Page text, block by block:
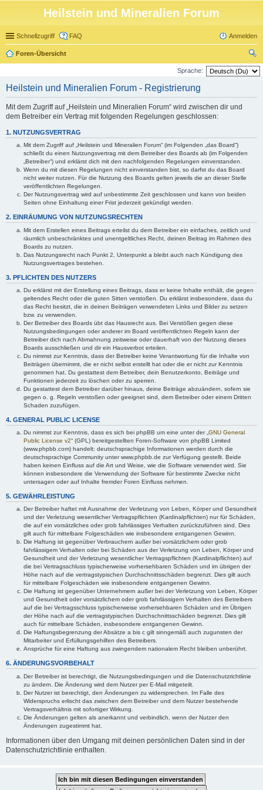
Heilstein und Mineralien Forum
Schnellzugriff FAQ Anmelden
Foren-Übersicht
uc
Sprache:
Heilstein und Mineralien Forum - Registrierung
Mit dem Zugriff auf „Heilstein und Mineralien Forum“ wird zwischen dir und
dem Betreiber ein Vertrag mit folgenden Regelungen geschlossen:
1. NUTZUNGSVERTRAG
Mit dem Zugriff auf „Heilstein und Mineralien Forum“ (im Folgenden „das Board“)
schließt du einen Nutzungsvertrag mit dem Betreiber des Boards ab (im Folgenden
„Betreiber“) und erklärst dich mit den nachfolgenden Regelungen einverstanden.
Wenn du mit diesen Regelungen nicht einverstanden bist, so darfst du das Board
nicht weiter nutzen. Für die Nutzung des Boards gelten jeweils die an dieser Stelle
veröffentlichten Regelungen.
Der Nutzungsvertrag wird auf unbestimmte Zeit geschlossen und kann von beiden
Seiten ohne Einhaltung einer Frist jederzeit gekündigt werden.
2. EINRÄUMUNG VON NUTZUNGSRECHTEN
Mit dem Erstellen eines Beitrags erteilst du dem Betreiber ein einfaches, zeitlich und
räumlich unbeschränktes und unentgeltliches Recht, deinen Beitrag im Rahmen des
Boards zu nutzen.
Das Nutzungsrecht nach Punkt 2, Unterpunkt a bleibt auch nach Kündigung des
Nutzungsvertrages bestehen.
3. PFLICHTEN DES NUTZERS
Du erklärst mit der Erstellung eines Beitrags, dass er keine Inhalte enthält, die gegen
geltendes Recht oder die guten Sitten verstoßen. Du erklärst insbesondere, dass du
das Recht besitzt, die in deinen Beiträgen verwendeten Links und Bilder zu setzen
bzw. zu verwenden.
Der Betreiber des Boards übt das Hausrecht aus. Bei Verstößen gegen diese
Nutzungsbedingungen oder anderer im Board veröffentlichten Regeln kann der
Betreiber dich nach Abmahnung zeitweise oder dauerhaft von der Nutzung dieses
Boards ausschließen und dir ein Hausverbot erteilen.
Du nimmst zur Kenntnis, dass der Betreiber keine Verantwortung für die Inhalte von
Beiträgen übernimmt, die er nicht selbst erstellt hat oder die er nicht zur Kenntnis
genommen hat. Du gestattest dem Betreiber, dein Benutzerkonto, Beiträge und
Funktionen jederzeit zu löschen oder zu sperren.
Du gestattest dem Betreiber darüber hinaus, deine Beiträge abzuändern, sofern sie
gegen o. g. Regeln verstoßen oder geeignet sind, dem Betreiber oder einem Dritten
Schaden zuzufügen.
4. GENERAL PUBLIC LICENSE
Du nimmst zur Kenntnis, dass es sich bei phpBB um eine unter der „ GNU General
Public License v2“ (GPL) bereitgestellten Foren-Software von phpBB Limited
(www.phpbb.com) handelt; deutschsprachige Informationen werden durch die
deutschsprachige Community unter www.phpbb.de zur Verfügung gestellt. Beide
haben keinen Einfluss auf die Art und Weise, wie die Software verwendet wird. Sie
können insbesondere die Verwendung der Software für bestimmte Zwecke nicht
untersagen oder auf Inhalte fremder Foren Einfluss nehmen.
5. GEWÄHRLEISTUNG
Der Betreiber haftet mit Ausnahme der Verletzung von Leben, Körper und Gesundheit
und der Verletzung wesentlicher Vertragspflichten (Kardinalpflichten) nur für Schäden,
die auf ein vorsätzliches oder grob fahrlässiges Verhalten zurückzuführen sind. Dies
gilt auch für mittelbare Folgeschäden wie insbesondere entgangenen Gewinn.
Die Haftung ist gegenüber Verbrauchern außer bei vorsätzlichem oder grob
fahrlässigem Verhalten oder bei Schäden aus der Verletzung von Leben, Körper und
Gesundheit und der Verletzung wesentlicher Vertragspflichten (Kardinalpflichten) auf
die bei Vertragsschluss typischerweise vorhersehbaren Schäden und im übrigen der
Höhe nach auf die vertragstypischen Durchschnittsschäden begrenzt. Dies gilt auch
für mittelbare Folgeschäden wie insbesondere entgangenen Gewinn.
Die Haftung ist gegenüber Unternehmern außer bei der Verletzung von Leben, Körper
und Gesundheit oder vorsätzlichem oder grob fahrlässigem Verhalten des Betreibers
auf die bei Vertragsschluss typischerweise vorhersehbaren Schäden und im Übrigen
der Höhe nach auf die vertragstypischen Durchschnittsschäden begrenzt. Dies gilt
auch für mittelbare Schäden, insbesondere entgangenen Gewinn.
Die Haftungsbegrenzung der Absätze a bis c gilt sinngemäß auch zugunsten der
Mitarbeiter und Erfüllungsgehilfen des Betreibers.
Ansprüche für eine Haftung aus zwingendem nationalem Recht bleiben unberührt.
6. ÄNDERUNGSVORBEHALT
Der Betreiber ist berechtigt, die Nutzungsbedingungen und die Datenschutzrichtlinie
zu ändern. Die Änderung wird dem Nutzer per E-Mail mitgeteilt.
Der Nutzer ist berechtigt, den Änderungen zu widersprechen. Im Falle des
Widerspruchs erlischt das zwischen dem Betreiber und dem Nutzer bestehende
Vertragsverhältnis mit sofortiger Wirkung.
Die Änderungen gelten als anerkannt und verbindlich, wenn der Nutzer den
Änderungen zugestimmt hat.
Informationen über den Umgang mit deinen persönlichen Daten sind in der
Datenschutzrichtlinie enthalten.